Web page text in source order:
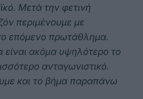
Μετά την φετινή
περιμένουμε με
επόμενο πρωτάθλημα.
ακόμα υψηλότερο το
ανταγωνιστικό.
και το βήμα παραπάνω